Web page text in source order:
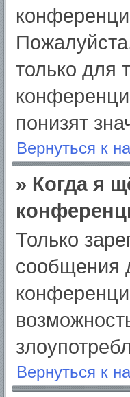
только для
понизят
Вернуться к
» Когда я
Только
сообщения
Вернуться к